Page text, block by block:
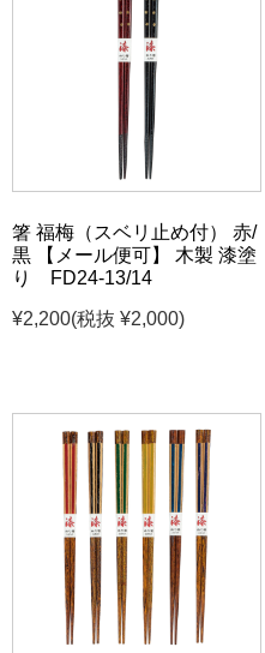
箸 福梅（スベリ止め付） 赤/
黒 【メール便可】 木製 漆塗
り FD24-13/14
¥2,200(税抜 ¥2,000)